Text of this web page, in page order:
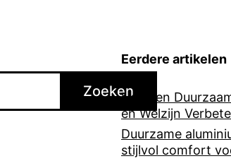
Zoeken
Eerdere artikelen
Hoe een
en Welzijn
Duurzame
stijlvol comfort